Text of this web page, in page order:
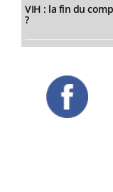
VIH : la fin du
?